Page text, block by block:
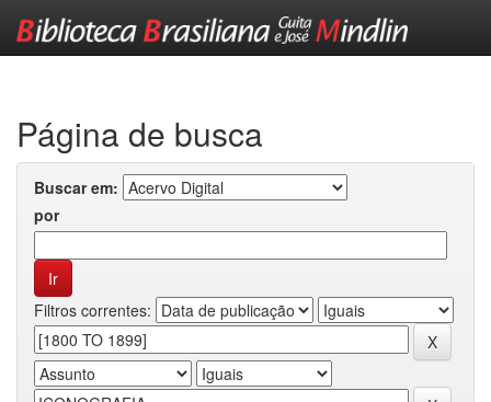
Página de busca
Buscar em:
por
Filtros correntes: